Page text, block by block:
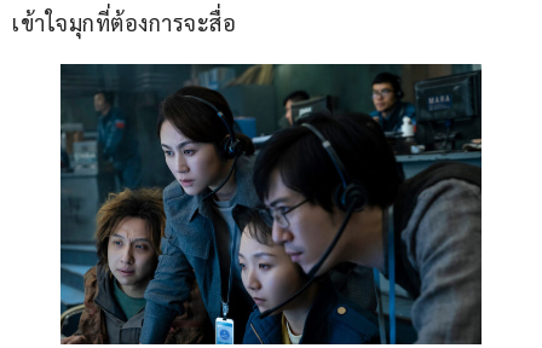
เข้าใจมุกที่ต้องการจะสื่อ